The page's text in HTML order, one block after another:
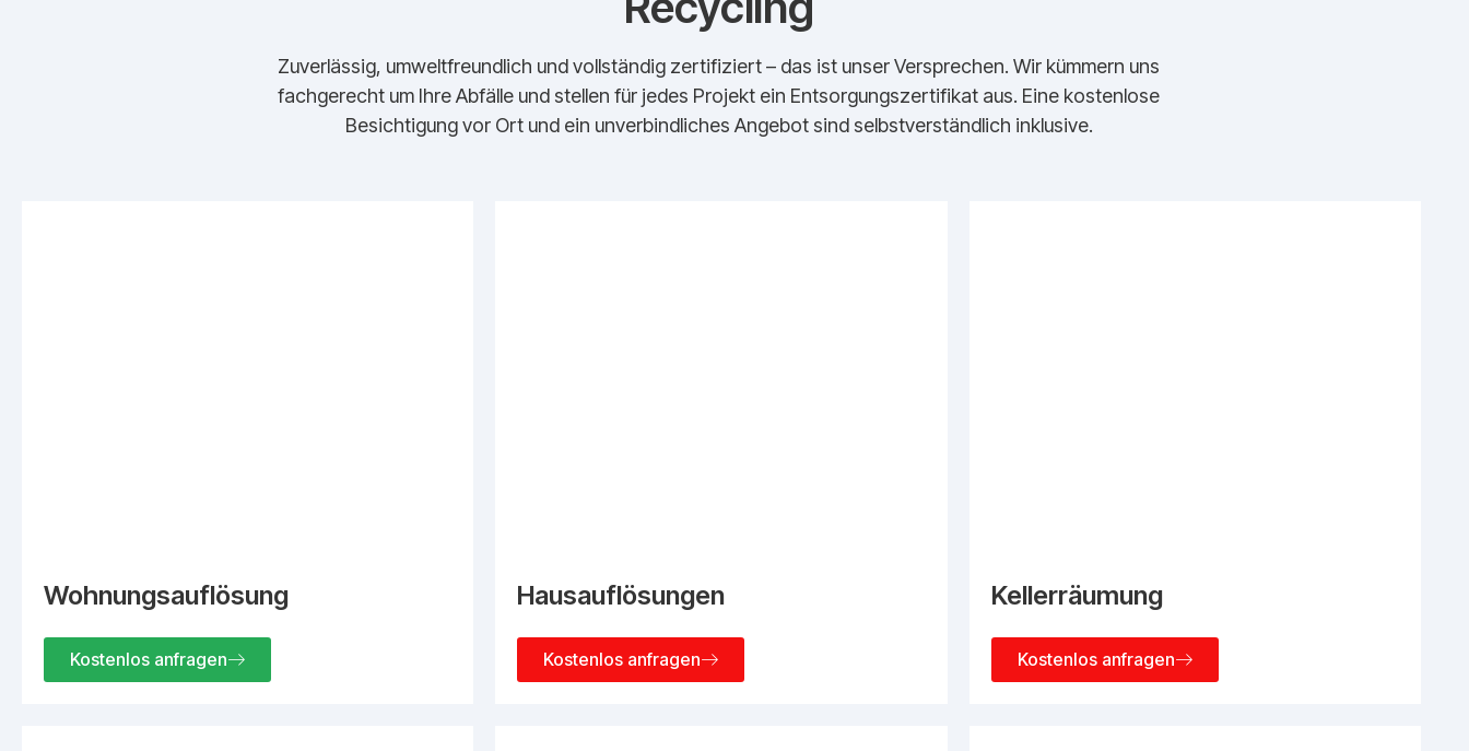
Zuverlässig, umweltfreundlich und vollständig zertifiziert – das ist unser Versprechen. Wir kümmern uns
fachgerecht um Ihre Abfälle und stellen für jedes Projekt ein Entsorgungszertifikat aus. Eine kostenlose
Besichtigung vor Ort und ein unverbindliches Angebot sind selbstverständlich inklusive.
Wohnungsauflösung
Kostenlos anfragen
Hausauflösungen
Kostenlos anfragen
Kellerräumung
Kostenlos anfragen